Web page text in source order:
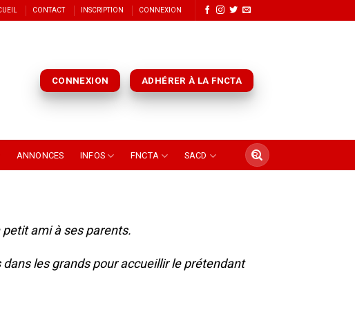
CONTACT INSCRIPTION CONNEXION
CONNEXION ADHÉRER À LA FNCTA
ANNONCES INFOS FNCTA SACD
petit ami à ses parents.
les grands pour accueillir le prétendant